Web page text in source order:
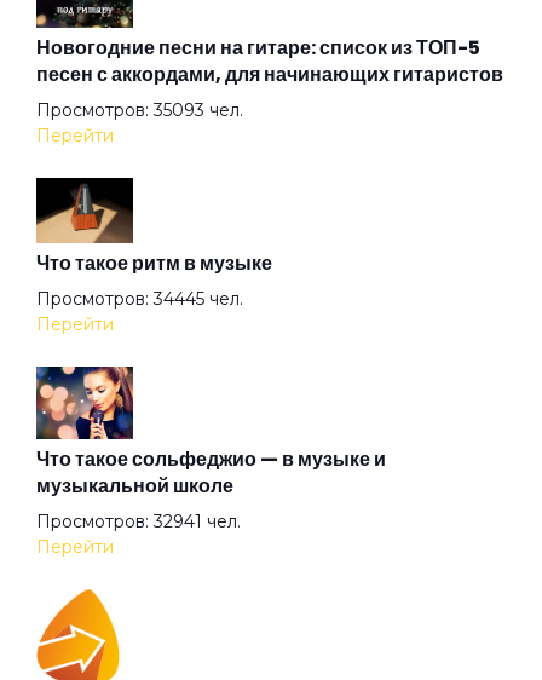
Мои видения
Мои старые друзья
На Землю Звёзды
Не забывай
Ноу мани
Ночь
Осень
Новогодние песни на гитаре: список из ТОП-5
песен с аккордами, для начинающих гитаристов
Просмотров: 35093 чел.
Перейти
Что такое ритм в музыке
Просмотров: 34445 чел.
Перейти
Что такое сольфеджио — в музыке и
музыкальной школе
Просмотров: 32941 чел.
Перейти